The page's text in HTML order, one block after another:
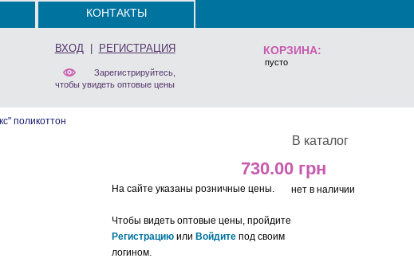
КОРЗИНА:
пусто
КОНТАКТЫ
ВХОД| РЕГИСТРАЦИЯ
Зарегистрируйтесь,
чтобы увидеть оптовые цены
поликоттон
В каталог
730.00
нет в наличии
На сайте указаны розничные цены.
Чтобы видеть оптовые цены, пройдите
Регистрацию или Войдите под своим
логином.